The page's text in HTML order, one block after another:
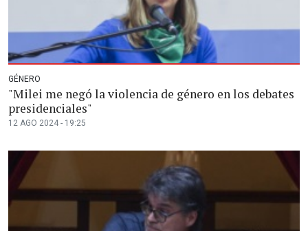
GÉNERO
"Milei me negó la violencia de género en los debates
presidenciales"
12 AGO 2024 - 19:25